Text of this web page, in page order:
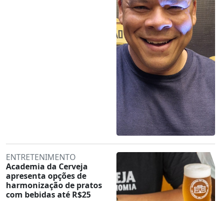
ENTRETENIMENTO
Academia da Cerveja
apresenta opções de
harmonização de pratos
com bebidas até R$25